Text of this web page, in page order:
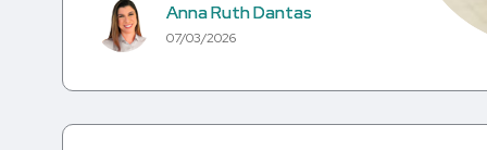
Anna Ruth Dantas
07/03/2026